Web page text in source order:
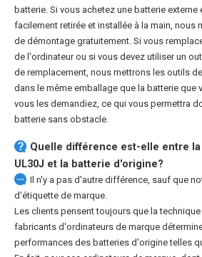
batterie. Si vous achetez une batterie externe
facilement retirée et installée à la main, nous
de démontage gratuitement. Si vous
de l'ordinateur ou si vous devez utiliser un
de remplacement, nous mettrons les outils
dans le même emballage que la batterie que
vous les demandiez, ce qui vous permettra
batterie sans obstacle.
Quelle différence est-elle entre la
UL30J et la batterie d'origine?
Il n'y a pas d'autre différence, sauf que
d'étiquette de marque.
Les clients pensent toujours que la
fabricants d'ordinateurs de marque
performances des batteries d'origine telles